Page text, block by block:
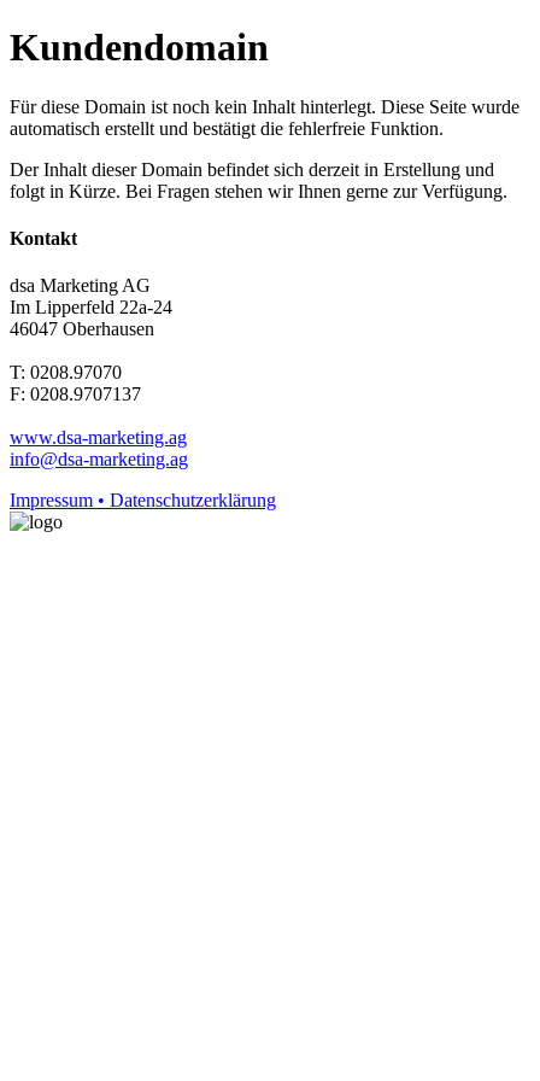
Kundendomain
Für diese Domain ist noch kein Inhalt hinterlegt. Diese Seite wurde
automatisch erstellt und bestätigt die fehlerfreie Funktion.
Der Inhalt dieser Domain befindet sich derzeit in Erstellung und
folgt in Kürze. Bei Fragen stehen wir Ihnen gerne zur Verfügung.
Kontakt
dsa Marketing AG
Im Lipperfeld 22a-24
46047 Oberhausen
T: 0208.97070
F: 0208.9707137
www.dsa-marketing.ag
info@dsa-marketing.ag
Impressum • Datenschutzerklärung